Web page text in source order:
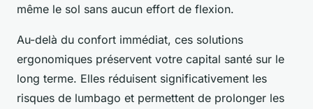
même le sol sans aucun effort de flexion.
Au-delà du confort immédiat, ces solutions
ergonomiques préservent votre capital santé sur le
long terme. Elles réduisent significativement les
risques de lumbago et permettent de prolonger les